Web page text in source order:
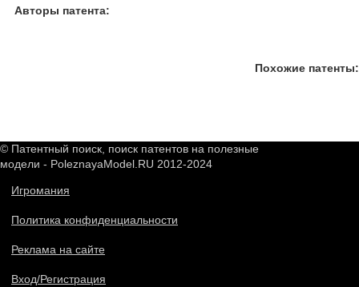
Авторы патента:
Похожие патенты:
© Патентный поиск, поиск патентов на полезные
модели - PoleznayaModel.RU 2012-2024
Игромания
Политика конфиденциальности
Реклама на сайте
Вход/Регистрация